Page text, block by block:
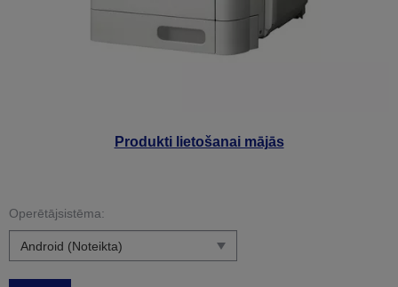
Produkti lietošanai mājās
Operētājsistēma: